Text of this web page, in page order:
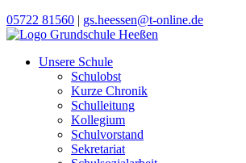
05722 81560 | gs.heessen@t-online.de
Unsere Schule
Schulobst
Kurze Chronik
Schulleitung
Kollegium
Schulvorstand
Sekretariat